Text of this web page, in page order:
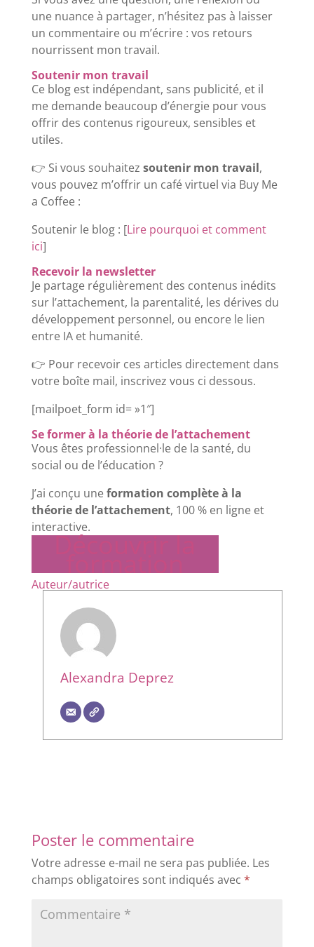
une nuance à partager, n’hésitez pas à laisser
un commentaire ou m’écrire : vos retours
nourrissent mon travail.
Soutenir mon travail
Ce blog est indépendant, sans publicité, et il
me demande beaucoup d’énergie pour vous
offrir des contenus rigoureux, sensibles et
utiles.
👉 Si vous souhaitez soutenir mon travail,
vous pouvez m’offrir un café virtuel via Buy Me
a Coffee :
Soutenir le blog : [Lire pourquoi et comment
ici]
Recevoir la newsletter
Je partage régulièrement des contenus inédits
sur l’attachement, la parentalité, les dérives du
développement personnel, ou encore le lien
entre IA et humanité.
👉 Pour recevoir ces articles directement dans
votre boîte mail, inscrivez vous ci dessous.
[mailpoet_form id= »1″]
Se former à la théorie de l’attachement
Vous êtes professionnel·le de la santé, du
social ou de l’éducation ?
J’ai conçu uneformation complète à la
théorie de l’attachement, 100 % en ligne et
interactive.
Découvrir la
formation
Auteur/autrice
Alexandra Deprez
Poster le commentaire
Votre adresse e-mail ne sera pas publiée. Les
champs obligatoires sont indiqués avec *